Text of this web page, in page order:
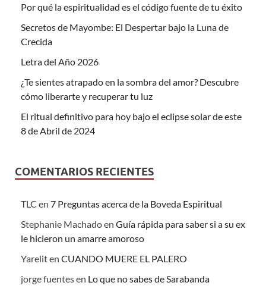
Por qué la espiritualidad es el código fuente de tu éxito
Secretos de Mayombe: El Despertar bajo la Luna de
Crecida
Letra del Año 2026
¿Te sientes atrapado en la sombra del amor? Descubre
cómo liberarte y recuperar tu luz
El ritual definitivo para hoy bajo el eclipse solar de este
8 de Abril de 2024
COMENTARIOS RECIENTES
TLC en 7 Preguntas acerca de la Boveda Espiritual
Stephanie Machadoen Guía rápida para saber si a su ex
le hicieron un amarre amoroso
Yareliten CUANDO MUERE EL PALERO
jorge fuentesen Lo que no sabes de Sarabanda